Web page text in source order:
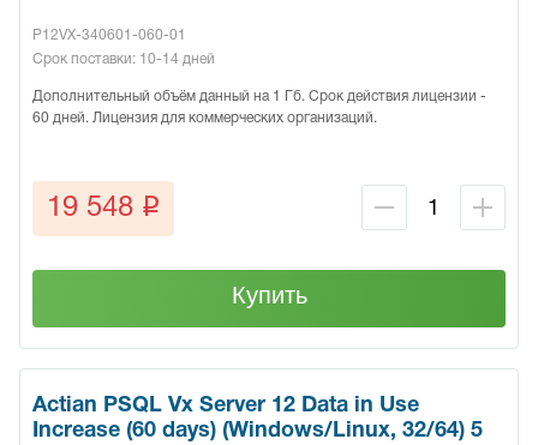
P12VX-340601-060-01
Срок поставки: 10-14 дней
Дополнительный объём данный на 1 Гб. Срок действия лицензии -
60 дней. Лицензия для коммерческих организаций.
19 548 q
Купить
Actian PSQL Vx Server 12 Data in Use
Increase (60 days) (Windows/Linux, 32/64) 5